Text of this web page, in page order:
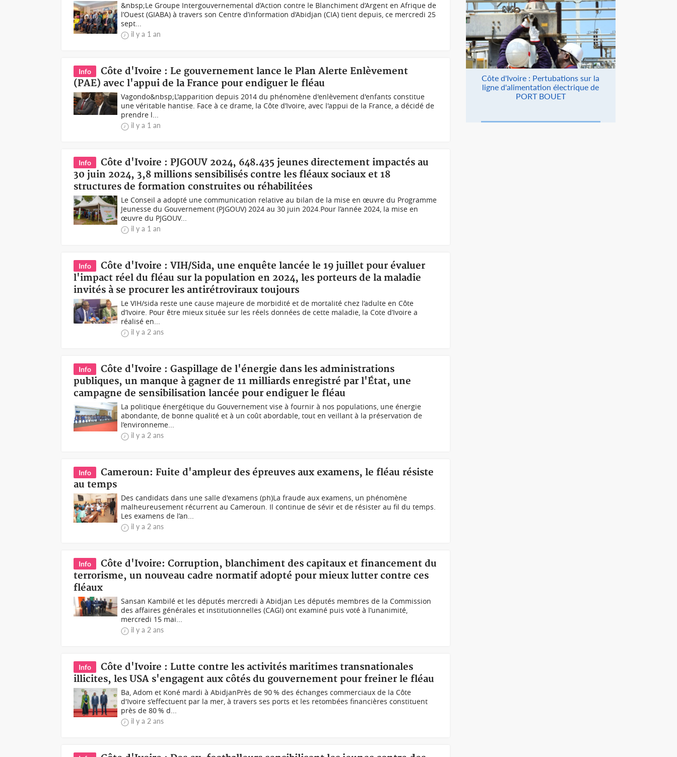
&nbsp;Le Groupe Intergouvernemental d’Action contre le Blanchiment d’Argent en Afrique de
l’Ouest (GIABA) à travers son Centre d’information d’Abidjan (CIA) tient depuis, ce mercredi 25
sept...
il y a 1 an
Info
Côte d'Ivoire : Le gouvernement lance le Plan Alerte Enlèvement
(PAE) avec l'appui de la France pour endiguer le fléau
Vagondo&nbsp;L'apparition depuis 2014 du phénomène d'enlèvement d'enfants constitue
une véritable hantise. Face à ce drame, la Côte d’Ivoire, avec l'appui de la France, a décidé de
prendre l...
il y a 1 an
Info
Côte d'Ivoire : PJGOUV 2024, 648.435 jeunes directement impactés au
30 juin 2024, 3,8 millions sensibilisés contre les fléaux sociaux et 18
structures de formation construites ou réhabilitées
Le Conseil a adopté une communication relative au bilan de la mise en œuvre du Programme
Jeunesse du Gouvernement (PJGOUV) 2024 au 30 juin 2024.Pour l’année 2024, la mise en
œuvre du PJGOUV...
il y a 1 an
Info
Côte d'Ivoire : VIH/Sida, une enquête lancée le 19 juillet pour évaluer
l'impact réel du fléau sur la population en 2024, les porteurs de la maladie
invités à se procurer les antirétroviraux toujours
Le VIH/sida reste une cause majeure de morbidité et de mortalité chez l’adulte en Côte
d’Ivoire. Pour être mieux située sur les réels données de cette maladie, la Cote d’Ivoire a
réalisé en...
il y a 2 ans
Info
Côte d'Ivoire : Gaspillage de l'énergie dans les administrations
publiques, un manque à gagner de 11 milliards enregistré par l'État, une
campagne de sensibilisation lancée pour endiguer le fléau
La politique énergétique du Gouvernement vise à fournir à nos populations, une énergie
abondante, de bonne qualité et à un coût abordable, tout en veillant à la préservation de
l’environneme...
il y a 2 ans
Info
Cameroun: Fuite d'ampleur des épreuves aux examens, le fléau résiste
au temps
Des candidats dans une salle d'examens (ph)La fraude aux examens, un phénomène
malheureusement récurrent au Cameroun. Il continue de sévir et de résister au fil du temps.
Les examens de l’an...
il y a 2 ans
Info
Côte d'Ivoire: Corruption, blanchiment des capitaux et financement du
terrorisme, un nouveau cadre normatif adopté pour mieux lutter contre ces
fléaux
Sansan Kambilé et les députés mercredi à Abidjan Les députés membres de la Commission
des affaires générales et institutionnelles (CAGI) ont examiné puis voté à l’unanimité,
mercredi 15 mai...
il y a 2 ans
Info
Côte d'Ivoire : Lutte contre les activités maritimes transnationales
illicites, les USA s'engagent aux côtés du gouvernement pour freiner le fléau
Ba, Adom et Koné mardi à AbidjanPrès de 90 % des échanges commerciaux de la Côte
d'Ivoire s’effectuent par la mer, à travers ses ports et les retombées financières constituent
près de 80 % d...
il y a 2 ans
Côte d'Ivoire : Pertubations sur la
ligne d'alimentation électrique de
PORT BOUET